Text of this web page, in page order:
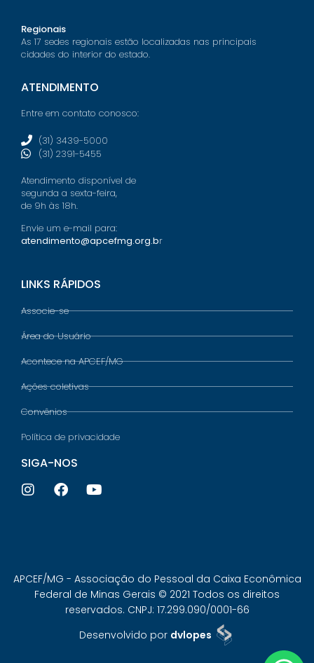
Regionais
As 17 sedes regionais estão localizadas nas principais
cidades do interior do estado.
ATENDIMENTO
Entre em contato conosco:
(31) 3439-5000
(31) 2391-5455
Atendimento disponível de
segunda a sexta-feira,
de 9h às 18h.
Envie um e-mail para:
atendimento@apcefmg.org.br
LINKS RÁPIDOS
Associe-se
Área do Usuário
Acontece na APCEF/MG
Ações coletivas
Convênios
Política de privacidade
SIGA-NOS
APCEF/MG - Associação do Pessoal da Caixa Econômica
Federal de Minas Gerais © 2021 Todos os direitos
reservados. CNPJ: 17.299.090/0001-66
Desenvolvido por dvlopes